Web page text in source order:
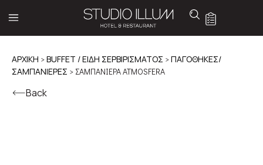
ΑΡΧΙΚΉ >BUFFET / ΕΙΔΗ ΣΕΡΒΙΡΙΣΜΑΤΟΣ >ΠΑΓΟΘΗΚΕΣ/
ΣΑΜΠΑΝΙΕΡΕΣ > ΣΑΜΠΑΝΙΕΡΑ ATMOSFERA
Back